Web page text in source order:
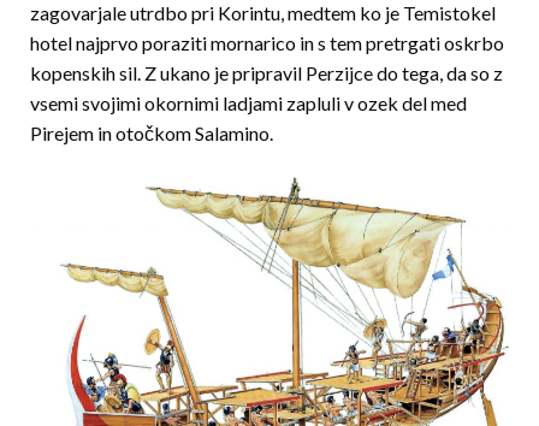
zagovarjale utrdbo pri Korintu, medtem ko je Temistokel
hotel najprvo poraziti mornarico in s tem pretrgati oskrbo
kopenskih sil. Z ukano je pripravil Perzijce do tega, da so z
vsemi svojimi okornimi ladjami zapluli v ozek del med
Pirejem in otočkom Salamino.